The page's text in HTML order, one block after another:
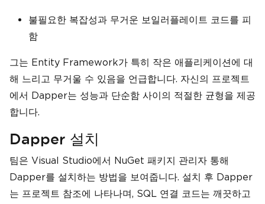
불필요한 복잡성과 무거운 보일러플레이트 코드를 피
함
그는 Entity Framework가 특히 작은 애플리케이션에 대
해 느리고 무거울 수 있음을 언급합니다. 자신의 프로젝트
에서 Dapper는 성능과 단순함 사이의 적절한 균형을 제공
합니다.
Dapper 설치
팀은 Visual Studio에서 NuGet 패키지 관리자 통해
Dapper를 설치하는 방법을 보여줍니다. 설치 후 Dapper
는 프로젝트 참조에 나타나며, SQL 연결 코드는 깨끗하고